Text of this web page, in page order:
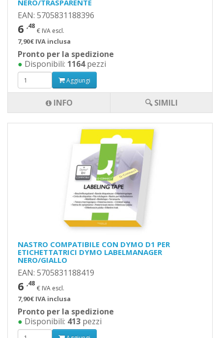
NERO/TRASPARENTE
EAN: 5705831188396
6 ,48
€ IVA escl.
7,90€ IVA inclusa
Pronto per la spedizione
● Disponibili: 1164pezzi
Aggiungi
INFO 🔍 SIMILI
NASTRO COMPATIBILE CON DYMO D1 PER
ETICHETTATRICI DYMO LABELMANAGER
NERO/GIALLO
EAN: 5705831188419
6 ,48
€ IVA escl.
7,90€ IVA inclusa
Pronto per la spedizione
● Disponibili: 413 pezzi